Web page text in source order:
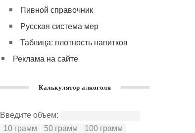
Пивной справочник
Русская система мер
Таблица: плотность напитков
Реклама на сайте
Калькулятор алкоголя
Введите объем: